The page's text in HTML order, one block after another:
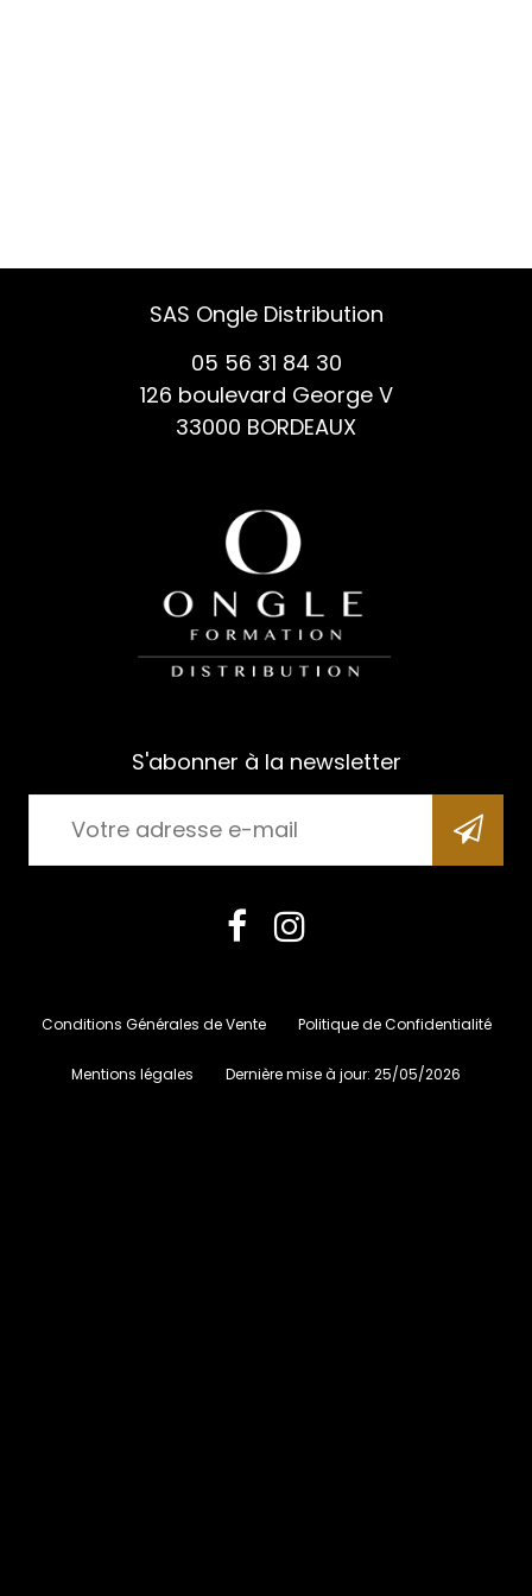
SAS Ongle Distribution
05 56 31 84 30
126 boulevard George V
33000 BORDEAUX
S'abonner à la newsletter
Conditions Générales de Vente Politique de Confidentialité
Mentions légales Dernière mise à jour: 25/05/2026